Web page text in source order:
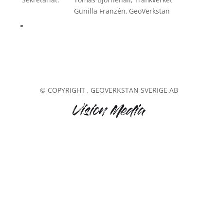
Gunilla Franzén, GeoVerkstan
© COPYRIGHT , GEOVERKSTAN SVERIGE AB